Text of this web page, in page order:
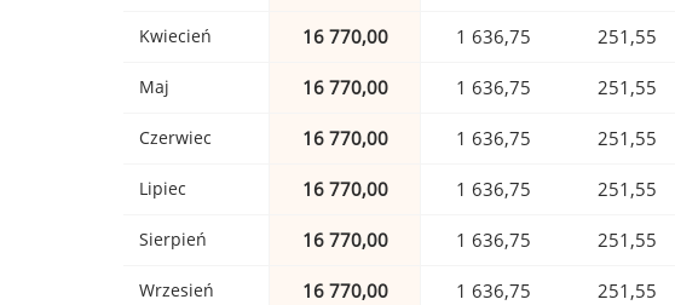
Kwiecień 16 770,00 1 636,75 251,55
Maj 16 770,00 1 636,75 251,55
Czerwiec 16 770,00 1 636,75 251,55
Lipiec 16 770,00 1 636,75 251,55
Sierpień 16 770,00 1 636,75 251,55
Wrzesień 16 770,00 1 636,75 251,55